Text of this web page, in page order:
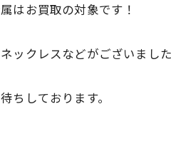
はお買取の対象です！
ックレスなどがございまし
ちしております。